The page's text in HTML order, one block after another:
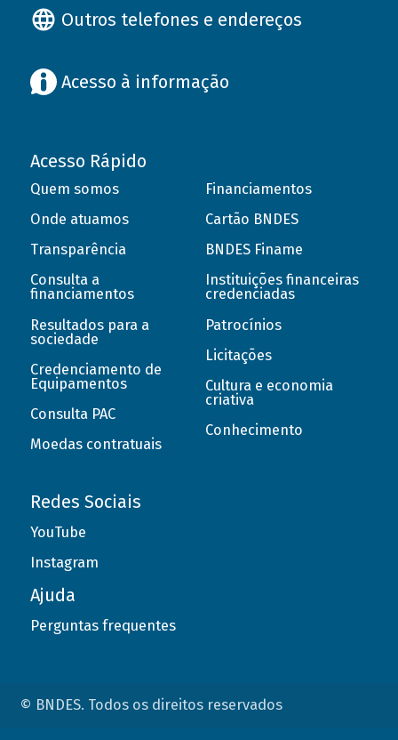
Outros telefones e endereços
Acesso à informação
Acesso Rápido
Quem somos
Onde atuamos
Transparência
Consulta a
financiamentos
Resultados para a
sociedade
Credenciamento de
Equipamentos
Consulta PAC
Moedas contratuais
Financiamentos
Cartão BNDES
BNDES Finame
Instituições financeiras
credenciadas
Patrocínios
Licitações
Cultura e economia
criativa
Conhecimento
Redes Sociais
YouTube
Instagram
Ajuda
Perguntas frequentes
© BNDES. Todos os direitos reservados